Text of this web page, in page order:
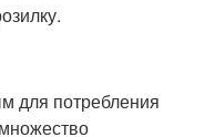
для потребления